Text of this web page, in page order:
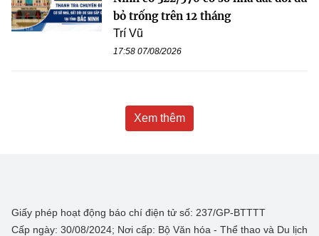
bỏ trống trên 12 tháng
Trí Vũ
17:58 07/08/2026
Xem thêm
Giấy phép hoạt động báo chí điện tử số: 237/GP-BTTTT
Cấp ngày: 30/08/2024; Nơi cấp: Bộ Văn hóa - Thể thao và Du lịch